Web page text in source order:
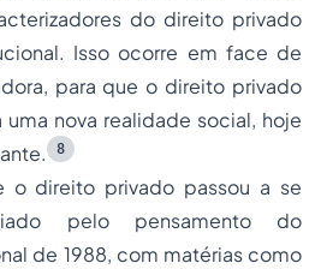
do direito privado
Isso ocorre em face de
para que o direito privado
nova realidade social, hoje
8
o direito privado passou a se
pelo pensamento do
de 1988, com matérias como